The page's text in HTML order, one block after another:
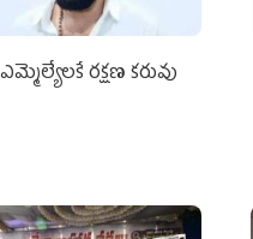
ర‌క్ష‌ణ క‌రువు